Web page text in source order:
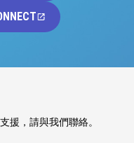
援，請與我們聯絡。